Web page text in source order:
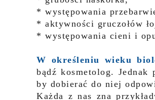
* występowania
* aktywności gruczołów
* występowania cieni i
W określeniu wieku
bądź kosmetolog.
by dobierać do niej
Każda z nas zna